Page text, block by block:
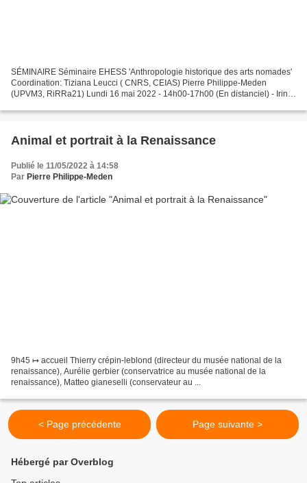
SÉMINAIRE Séminaire EHESS 'Anthropologie historique des arts nomades'
Coordination: Tiziana Leucci ( CNRS, CEIAS) Pierre Philippe-Meden
(UPVM3, RiRRa21) Lundi 16 mai 2022 - 14h00-17h00 (En distanciel) - Irina
Animal et portrait à la Renaissance
Publié le 11/05/2022 à 14:58
Par Pierre Philippe-Meden
9h45 ↦ accueil Thierry crépin-leblond (directeur du musée national de la
renaissance), Aurélie gerbier (conservatrice au musée national de la
renaissance), Matteo gianeselli (conservateur au ...
< Page précédente Page suivante >
Hébergé par Overblog